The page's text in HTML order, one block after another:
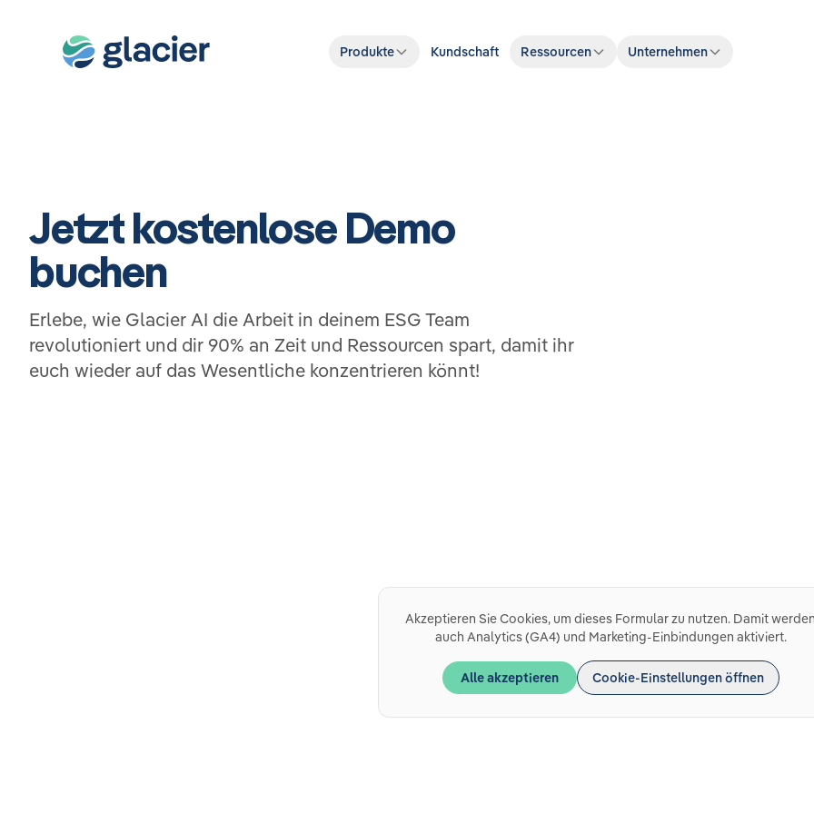
Produkte Kundschaft Ressourcen Unternehmen
Jetzt kostenlose Demo
buchen
Erlebe, wie Glacier AI die Arbeit in deinem ESG Team
revolutioniert und dir 90% an Zeit und Ressourcen spart, damit ihr
euch wieder auf das Wesentliche konzentrieren könnt!
Akzeptieren Sie Cookies, um dieses Formular zu nutzen. Damit
auch Analytics (GA4) und Marketing-Einbindungen aktiviert.
Alle akzeptieren Cookie-Einstellungen öffnen